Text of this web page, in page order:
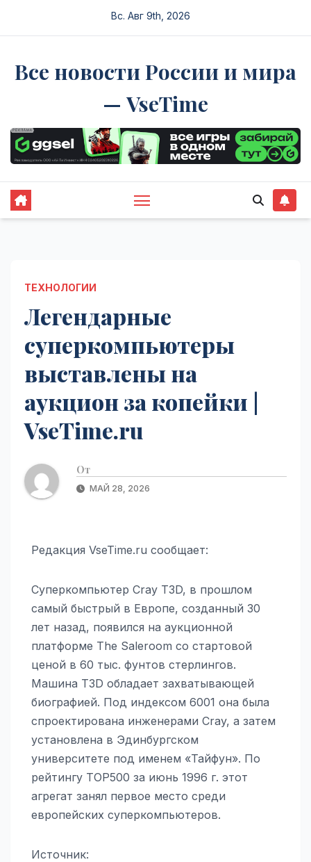
Вс. Авг 9th, 2026
Все новости России и мира
— VseTime
ТЕХНОЛОГИИ
Легендарные
суперкомпьютеры
выставлены на
аукцион за копейки |
VseTime.ru
От
МАЙ 28, 2026
Редакция VseTime.ru сообщает:
Суперкомпьютер Cray T3D, в прошлом
самый быстрый в Европе, созданный 30
лет назад, появился на аукционной
платформе The Saleroom со стартовой
ценой в 60 тыс. фунтов стерлингов.
Машина T3D обладает захватывающей
биографией. Под индексом 6001 она была
спроектирована инженерами Cray, а затем
установлена в Эдинбургском
университете под именем «Тайфун». По
рейтингу TOP500 за июнь 1996 г. этот
агрегат занял первое место среди
европейских суперкомпьютеров.
Источник: